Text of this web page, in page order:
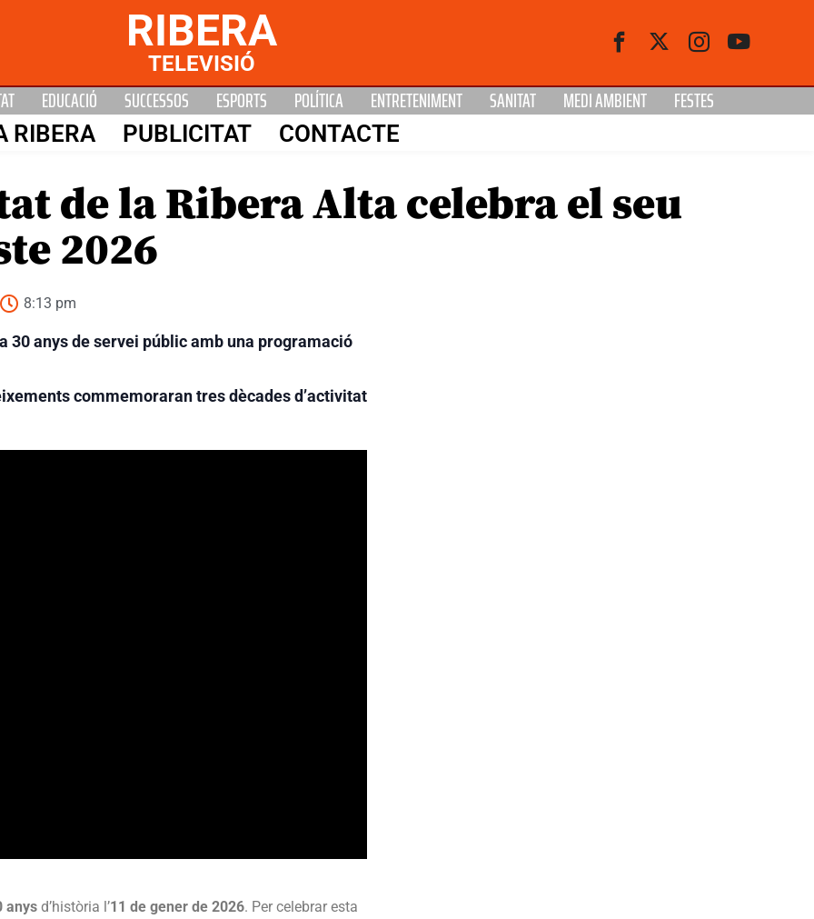
RIBERA
TELEVISIÓ
EDUCACIÓ SUCCESSOS ESPORTS POLÍTICA ENTRETENIMENT SANITAT MEDI AMBIENT FESTES
RIBERA PUBLICITAT CONTACTE
de la Ribera Alta celebra el seu
2026
8:13 pm
anys de servei públic amb una programació
commemoraran tres dècades d’activitat
anys d’història l’11 de gener de 2026. Per celebrar esta